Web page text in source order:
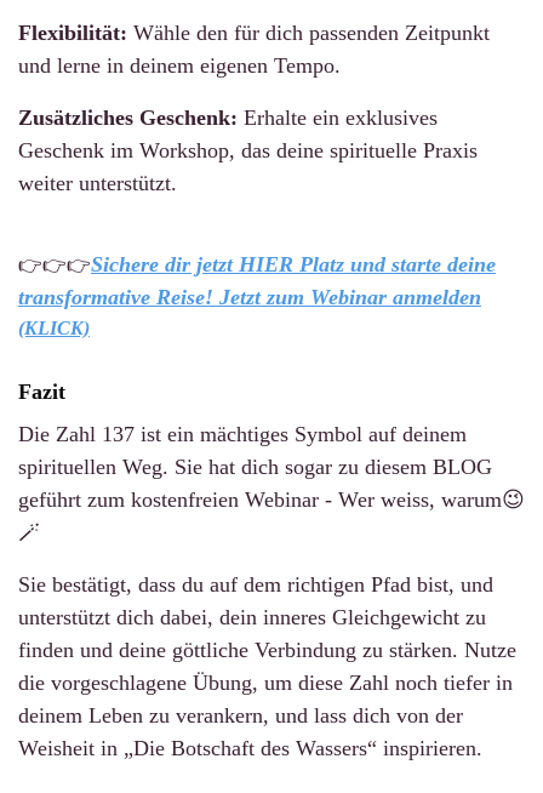
Flexibilität: Wähle den für dich passenden Zeitpunkt
und lerne in deinem eigenen Tempo.
Zusätzliches Geschenk: Erhalte ein exklusives
Geschenk im Workshop, das deine spirituelle Praxis
weiter unterstützt.
👉👉👉Sichere dir jetzt HIER Platz und starte deine
transformative Reise! Jetzt zum Webinar anmelden
(KLICK)
Fazit
Die Zahl 137 ist ein mächtiges Symbol auf deinem
spirituellen Weg. Sie hat dich sogar zu diesem BLOG
geführt zum kostenfreien Webinar - Wer weiss, warum😉
🪄
Sie bestätigt, dass du auf dem richtigen Pfad bist, und
unterstützt dich dabei, dein inneres Gleichgewicht zu
finden und deine göttliche Verbindung zu stärken. Nutze
die vorgeschlagene Übung, um diese Zahl noch tiefer in
deinem Leben zu verankern, und lass dich von der
Weisheit in „Die Botschaft des Wassers“ inspirieren.